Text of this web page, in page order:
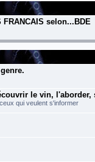
selon...BDE
le vin, l'aborder,
qui veulent s'informer